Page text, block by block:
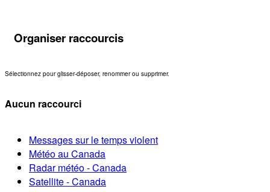
Organiser raccourcis
Sélectionnez pour glisser-déposer, renommer ou supprimer.
Aucun raccourci
Messages sur le temps violent
Météo au Canada
Radar météo - Canada
Satellite - Canada